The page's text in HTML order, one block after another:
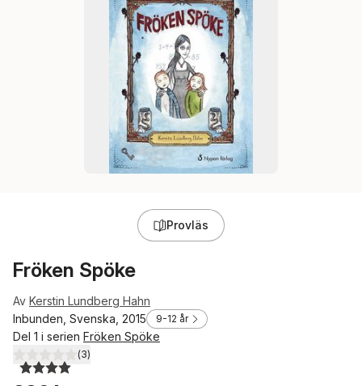
Provläs
Fröken Spöke
Av Kerstin Lundberg Hahn
Inbunden, Svenska, 2015
9-12 år
Del 1 i serien Fröken Spöke
4,0utav 5 stjärnor. Totalt antal röster:
(3)